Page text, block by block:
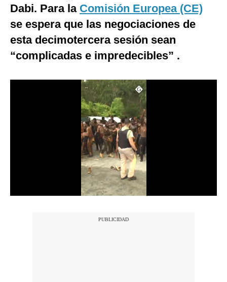
Club del Suscriptor
Mix
G de Gestión
Dabi. Para la Comisión Europea (CE)
se espera que las negociaciones de
esta decimotercera sesión sean
“complicadas e impredecibles” .